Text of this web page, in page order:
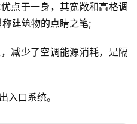
点于一身，其宽敞和高格调
建筑物的点睛之笔;
减少了空调能源消耗，是隔
入口系统。